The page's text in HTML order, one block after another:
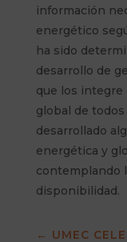
información
energético
ha sido
desarrollo de
que los integre
global de todos
desarrollado
energética y
contemplando
disponibilidad.
← UMEC